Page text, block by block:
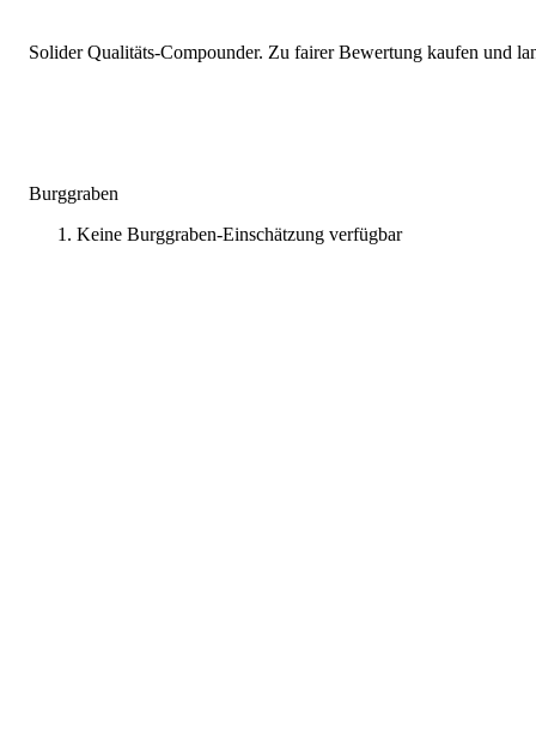
Solider Qualitäts-Compounder. Zu fairer Bewertung kaufen und
Burggraben
Keine Burggraben-Einschätzung verfügbar